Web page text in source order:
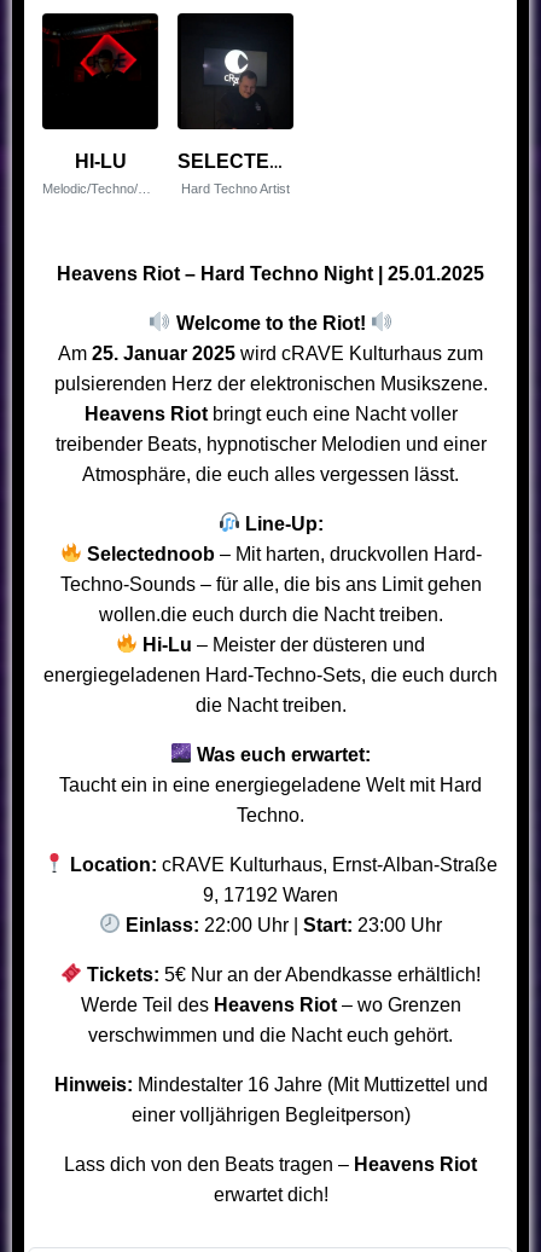
HI-LU
SELECTEDNOOB
Hard Techno Artist
Heavens Riot – Hard Techno Night | 25.01.2025
Welcome to the Riot!
Am 25. Januar 2025 wird cRAVE Kulturhaus zum
pulsierenden Herz der elektronischen Musikszene.
Heavens Riotbringt euch eine Nacht voller
treibender Beats, hypnotischer Melodien und einer
Atmosphäre, die euch alles vergessen lässt.
Line-Up:
Selectednoob– Mit harten, druckvollen Hard-
Techno-Sounds – für alle, die bis ans Limit gehen
wollen.die euch durch die Nacht treiben.
Hi-Lu – Meister der düsteren und
energiegeladenen Hard-Techno-Sets, die euch durch
die Nacht treiben.
Was euch erwartet:
Taucht ein in eine energiegeladene Welt mit Hard
Techno.
Location: cRAVE Kulturhaus, Ernst-Alban-Straße
9, 17192 Waren
Einlass: 22:00 Uhr |Start: 23:00 Uhr
Tickets: 5€ Nur an der Abendkasse erhältlich!
Werde Teil des Heavens Riot – wo Grenzen
verschwimmen und die Nacht euch gehört.
Hinweis: Mindestalter 16 Jahre (Mit Muttizettel und
einer volljährigen Begleitperson)
Lass dich von den Beats tragen – Heavens Riot
erwartet dich!